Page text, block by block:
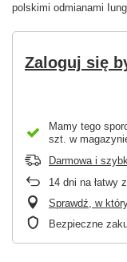
polskimi odmianami
Zaloguj się
Mamy tego
szt. w
Darmowa i
14 dni na łatwy
Sprawdź, w
Bezpieczne